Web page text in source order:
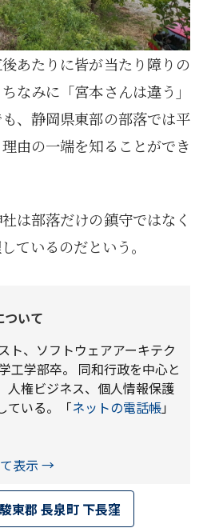
あたりに皆が当たり障りの
なみに「宮本さんは違う」
、静岡県東部の部落では平
由の一端を知ることができ
は部落だけの鎮守ではなく
ているのだという。
ついて
ト、ソフトウェアアーキテク
工学部卒。 同和行政を中心と
人権ビジネス、個人情報保護
ている。「ネットの電話帳」
表示 →
東郡 長泉町 下長窪